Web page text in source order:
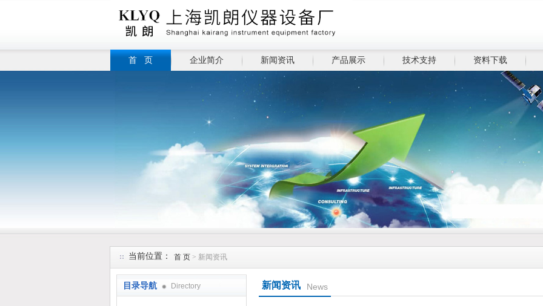
首 页 企业简介 新闻资讯 产品展示 技术支持 资料下载
当前位置： 首 页 > 新闻资讯
目录导航 Directory 新闻资讯 News